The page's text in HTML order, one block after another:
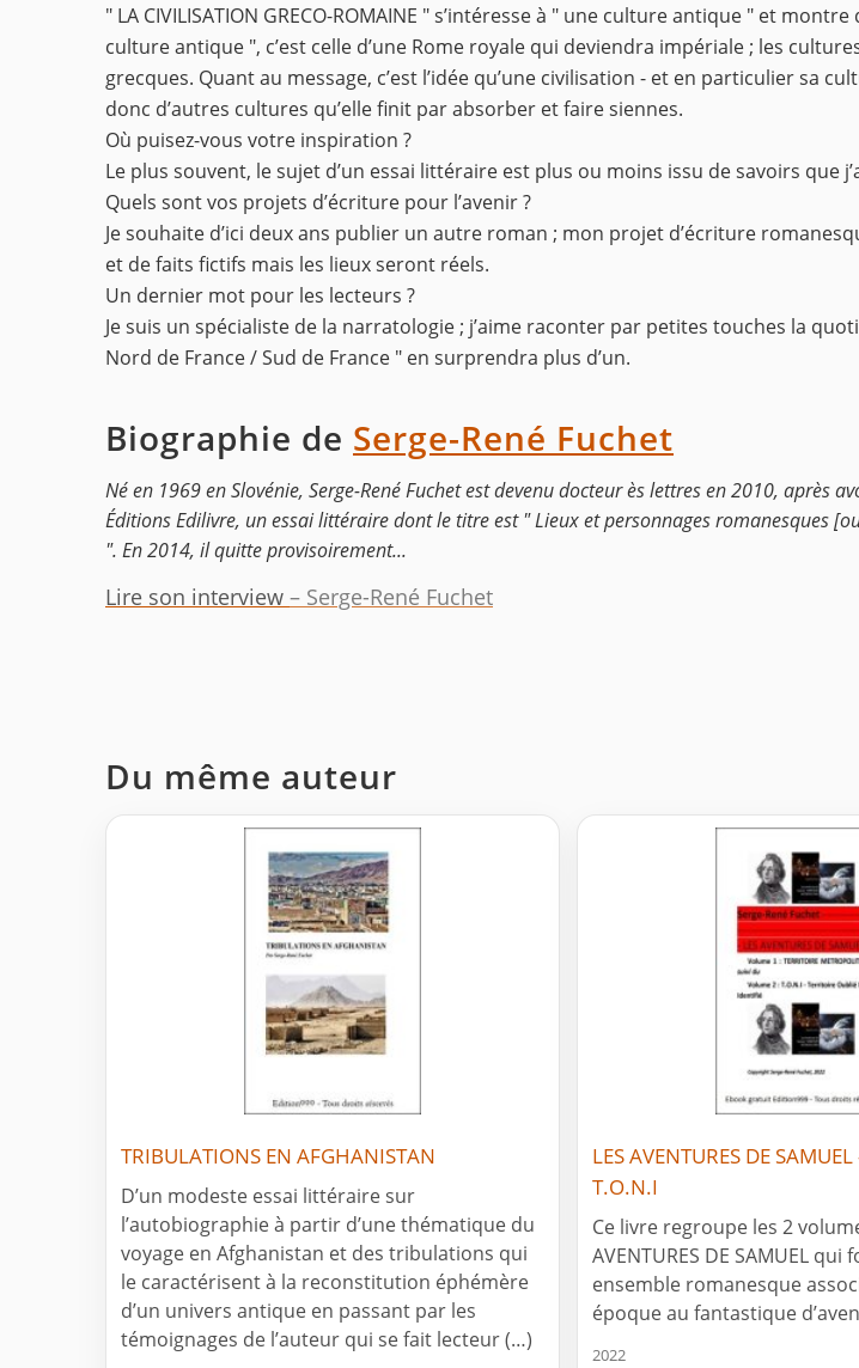
" LA CIVILISATION GRECO-ROMAINE " s’intéresse à " une culture antique " et
culture antique ", c’est celle d’une Rome royale qui deviendra impériale ; les
grecques. Quant au message, c’est l’idée qu’une civilisation - et en particulier sa
donc d’autres cultures qu’elle finit par absorber et faire siennes.
Où puisez-vous votre inspiration ?
Le plus souvent, le sujet d’un essai littéraire est plus ou moins issu de savoirs que
Quels sont vos projets d’écriture pour l’avenir ?
Je souhaite d’ici deux ans publier un autre roman ; mon projet d’écriture
et de faits fictifs mais les lieux seront réels.
Un dernier mot pour les lecteurs ?
Je suis un spécialiste de la narratologie ; j’aime raconter par petites touches la
Nord de France / Sud de France " en surprendra plus d’un.
Biographie de Serge-René Fuchet
Né en 1969 en Slovénie, Serge-René Fuchet est devenu docteur ès lettres en 2010, après
Éditions Edilivre, un essai littéraire dont le titre est " Lieux et personnages romanesques
". En 2014, il quitte provisoirement...
Lire son interview – Serge-René Fuchet
Du même auteur
TRIBULATIONS EN AFGHANISTAN
D’un modeste essai littéraire sur
l’autobiographie à partir d’une thématique du
voyage en Afghanistan et des tribulations qui
le caractérisent à la reconstitution éphémère
d’un univers antique en passant par les
témoignages de l’auteur qui se fait lecteur (…)
LES AVENTURES DE
T.O.N.I
Ce livre regroupe les 2
AVENTURES DE SAMUEL
ensemble romanesque
époque au fantastique
2022